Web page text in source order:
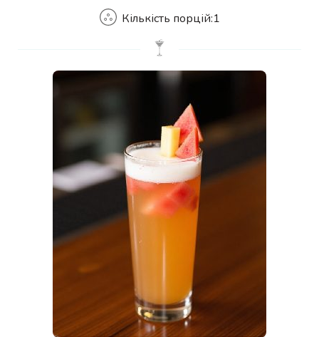
Кількість порцій:1